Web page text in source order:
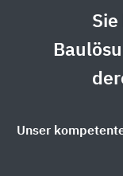
Sie
Unser